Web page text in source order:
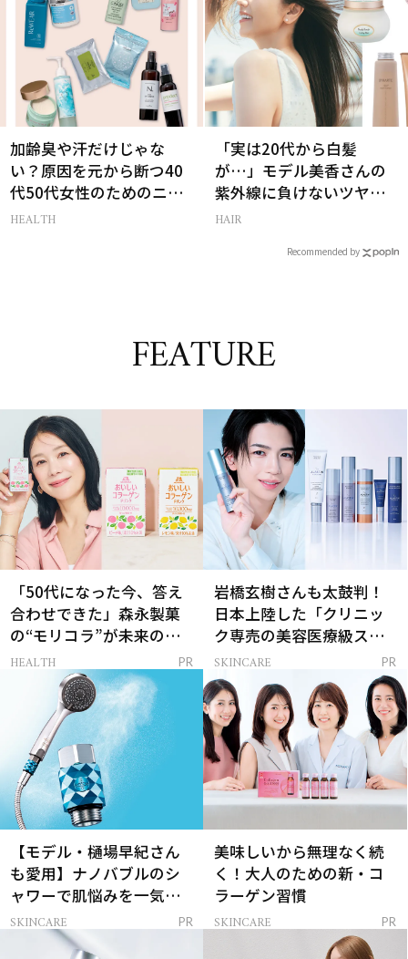
加齢臭や汗だけじゃな
い？原因を元から断つ40
代50代女性のためのニオ
イケア
HEALTH
「実は20代から白髪
が…」モデル美香さんの
紫外線に負けないツヤ美
髪ケア
HAIR
Recommended by
FEATURE
「50代になった今、答え
合わせできた」森永製菓
の“モリコラ”が未来のキ
レイを連れてくる！
HEALTH PR
岩橋玄樹さんも太鼓判！
日本上陸した「クリニッ
ク専売の美容医療級スキ
ンケア」
SKINCARE PR
【モデル・樋場早紀さん
も愛用】ナノバブルのシ
ャワーで肌悩みを一気に
解決
SKINCARE PR
美味しいから無理なく続
く！大人のための新・コ
ラーゲン習慣
SKINCARE PR